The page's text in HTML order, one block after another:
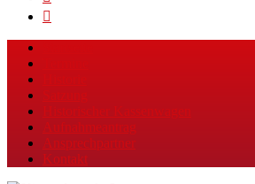
Historischer Kassenwagen
Aufnahmeantrag
Ansprechpartner
Kontakt